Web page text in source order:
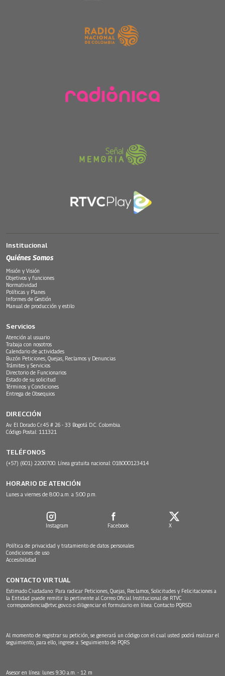
Institucional
Quiénes Somos
Misión y Visión
Objetivos y funciones
Normatividad
Políticas y Planes
Informes de Gestión
Manual de producción y estilo
Servicios
Atención al usuario
Trabaja con nosotros
Calendario de actividades
Buzón Peticiones, Quejas, Reclamos y Denuncias
Trámites y Servicios
Directorio de Funcionarios
Estado de su solicitud
Términos y Condiciones
Entrega de Obsequios
DIRECCIÓN
Av. El Dorado Cr.45 # 26 - 33 Bogotá D.C. Colombia.
Código Postal: 111321
TELÉFONOS
(+57) (601) 2200700. Línea gratuita nacional: 018000123414
HORARIO DE ATENCIÓN
Lunes a viernes de 8:00 a.m. a 5:00 p.m.
Instagram Facebook X
Política de privacidad y tratamiento de datos personales
Condiciones de uso
Accesibilidad
CONTACTO VIRTUAL
Estimado Ciudadano: Para radicar Peticiones, Quejas, Reclamos, Solicitudes y Felicitaciones a
la Entidad puede remitir lo pertinente al Correo Oficial Institucional de RTVC
correspondencia@rtvc.gov.co o diligenciar el formulario en línea: Contacto PQRSD.
Al momento de registrar su petición, se generará un código con el cual usted podrá realizar el
seguimiento, para ello, ingrese a: Seguimiento de PQRS
Asesor en línea: lunes 9:30 a.m. - 12 m